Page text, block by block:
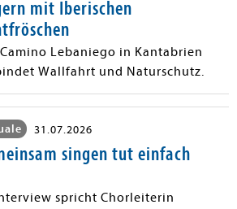
mit Iberischen
Lebaniego in Kantabrien
Wallfahrt und Naturschutz.
31.07.2026
singen tut einfach
spricht Chorleiterin